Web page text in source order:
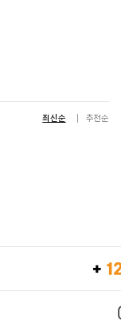
최신순 추천순